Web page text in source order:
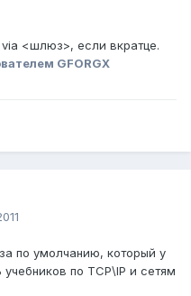
<шлюз>, если вкратце.
GFORGX
по умолчанию, который у
по TCP\IP и сетям